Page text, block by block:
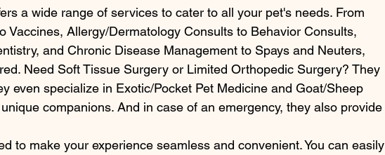
a wide range of services to cater to all your pet's needs. From
Vaccines, Allergy/Dermatology Consults to Behavior Consults,
and Chronic Disease Management to Spays and Neuters,
Need Soft Tissue Surgery or Limited Orthopedic Surgery? They
even specialize in Exotic/Pocket Pet Medicine and Goat/Sheep
companions. And in case of an emergency, they also provide
to make your experience seamless and convenient. You can easily